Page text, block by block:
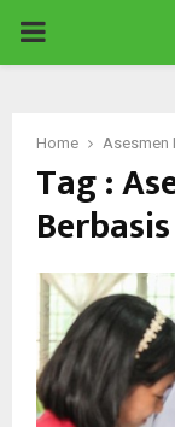
PRIMARY
Home Asesmen
Tag :